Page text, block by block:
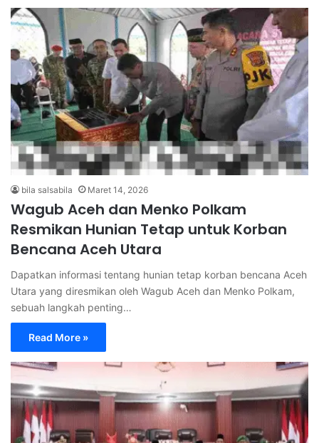
bila salsabila Maret 14, 2026
Wagub Aceh dan Menko Polkam
Resmikan Hunian Tetap untuk Korban
Bencana Aceh Utara
Dapatkan informasi tentang hunian tetap korban bencana Aceh
Utara yang diresmikan oleh Wagub Aceh dan Menko Polkam,
sebuah langkah penting…
Read More »